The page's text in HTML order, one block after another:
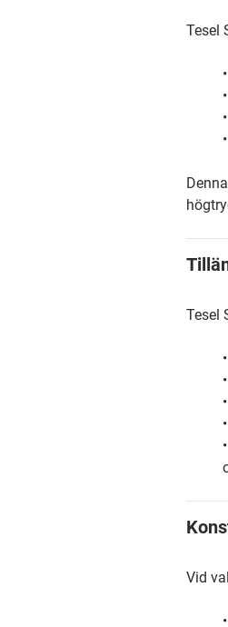
Tesel
Tesel
•
•
•
•
•
Vid
•